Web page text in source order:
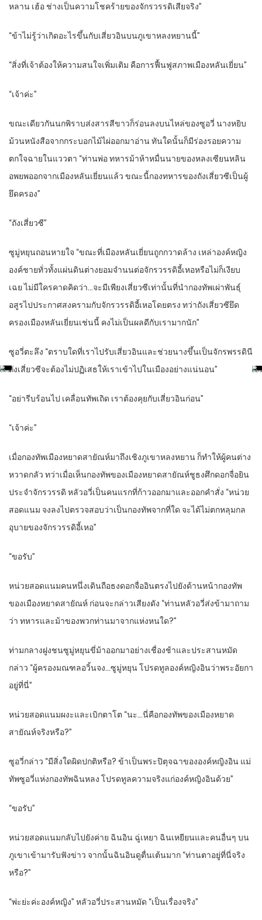
หลาน เฮ้อ ช่างเป็นความโชคร้ายของจักรวรรดิเสียจริง”
“ข้าไม่รู้ว่าเกิดอะไรขึ้นกับเสี่ยวอินบนภูเขาหลงหยานนี้”
“สิ่งที่เจ้าต้องให้ความสนใจเพิ่มเติม คือการฟื้นฟูสภาพเมืองหลันเยี่ยน”
“เจ้าค่ะ”
ขณะเดียวกันนกพิราบส่งสารสีขาวก็ร่อนลงบนไหล่ของซูอวี่ นางหยิบ
ม้วนหนังสือจากกระบอกไม้ไผ่ออกมาอ่าน ทันใดนั้นก็มีร่องรอยความ
ตกใจฉายในแววตา “ท่านพ่อ ทหารม้าห้าหมื่นนายของหลงเซียนหลิน
อพยพออกจากเมืองหลันเยี่ยนแล้ว ขณะนี้กองทหารของถังเสี่ยวซีเป็นผู้
ยึดครอง”
“ถังเสี่ยวซี”
ซูมู่หยุนถอนหายใจ “ขณะที่เมืองหลันเยี่ยนถูกกวาดล้าง เหล่าองค์หญิง
องค์ชายทั่วทั้งแผ่นดินต่างยอมจำนนต่อจักรวรรดิอี้เหอหรือไม่ก็เงียบ
เฉย ไม่มีใครคาดคิดว่า…จะมีเพียงเสี่ยวซีเท่านั้นที่นำกองทัพเผ่าพันธุ์
อสูรไปประกาศสงครามกับจักรวรรดิอี้เหอโดยตรง ทว่าถังเสี่ยวซียึด
ครองเมืองหลันเยี่ยนเช่นนี้ คงไม่เป็นผลดีกับเรามากนัก”
ซูอวี่ตะลึง “ตราบใดที่เราไปรับเสี่ยวอินและช่วยนางขึ้นเป็นจักรพรรดินี
ถังเสี่ยวซีจะต้องไม่ปฏิเสธให้เราเข้าไปในเมืองอย่างแน่นอน”
“อย่ารีบร้อนไป เคลื่อนทัพเถิด เราต้องคุยกับเสี่ยวอินก่อน”
“เจ้าค่ะ”
เมื่อกองทัพเมืองหยาดสายัณห์มาถึงเชิงภูเขาหลงหยาน ก็ทำให้ผู้คนต่าง
หวาดกลัว ทว่าเมื่อเห็นกองทัพของเมืองหยาดสายัณห์ชูธงศึกดอกจื่อยิน
ประจำจักรวรรดิ หลัวอวี่เป็นคนแรกที่ก้าวออกมาและออกคำสั่ง “หน่วย
สอดแนม จงลงไปตรวจสอบว่าเป็นกองทัพจากที่ใด จะได้ไม่ตกหลุมกล
อุบายของจักรวรรดิอี้เหอ”
“ขอรับ”
หน่วยสอดแนมคนหนึ่งเดินถือธงดอกจื่ออินตรงไปยังด้านหน้ากองทัพ
ของเมืองหยาดสายัณห์ ก่อนจะกล่าวเสียงดัง “ท่านหลัวอวี่ส่งข้ามาถาม
ว่า ทหารและม้าของพวกท่านมาจากแห่งหนใด?”
ท่ามกลางฝูงชนซูมู่หยุนขี่ม้าออกมาอย่างเชื่องช้าและประสานหมัด
กล่าว “ผู้ครองมณฑลอวิ้นจง…ซูมู่หยุน โปรดทูลองค์หญิงอินว่าพระอัยกา
อยู่ที่นี่”
หน่วยสอดแนมผงะและเบิกตาโต “นะ…นี่คือกองทัพของเมืองหยาด
สายัณห์จริงหรือ?”
ซูอวี่กล่าว “มีสิ่งใดผิดปกติหรือ? ข้าเป็นพระปิตุจฉาขององค์หญิงอิน แม่
ทัพซูอวี่แห่งกองทัพฉินหลง โปรดทูลความจริงแก่องค์หญิงอินด้วย”
“ขอรับ”
หน่วยสอดแนมกลับไปยังค่าย ฉินอิน ฉู่เหยา ฉินเหยียนและคนอื่นๆ บน
ภูเขาเข้ามารับฟังข่าว จากนั้นฉินอินดูตื่นเต้นมาก “ท่านตาอยู่ที่นี่จริง
หรือ?”
“พ่ะย่ะค่ะองค์หญิง” หลัวอวี่ประสานหมัด “เป็นเรื่องจริง”